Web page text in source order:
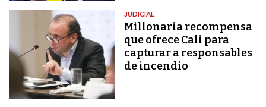
JUDICIAL
Millonaria recompensa
que ofrece Cali para
capturar a responsables
de incendio